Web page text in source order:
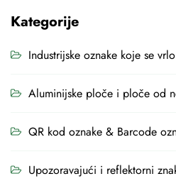
Kategorije
Industrijske oznake koje se
Aluminijske ploče i ploče od
QR kod oznake & Barcode
Upozoravajući i reflektorni